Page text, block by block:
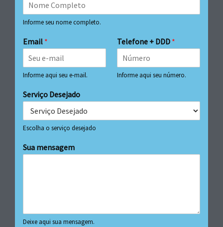
Informe seu nome completo.
Email *
Informe aqui seu e-mail.
Telefone + DDD *
Informe aqui seu número.
Serviço Desejado
Escolha o serviço desejado
Sua mensagem
Deixe aqui sua mensagem.